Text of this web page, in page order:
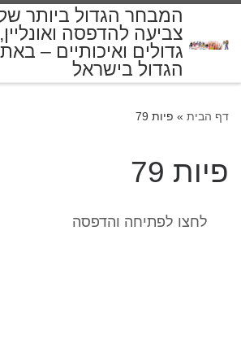
המבחר הגדול ביותר
צביעה להדפסה ואונליין,
גדולים ואיכותיים –
הגדול בישראל
דף הבית » פיות 79
פיות 79
לחצו לפתיחה והדפסה